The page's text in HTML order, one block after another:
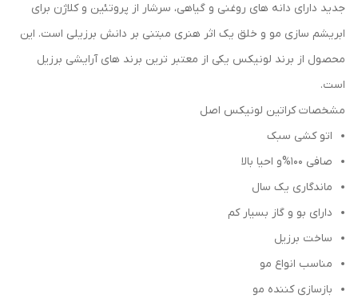
جدید دارای دانه های روغنی و گیاهی، سرشار از پروتئین و کلاژن برای
ابریشم سازی مو و خلق یک اثر هنری مبتنی بر دانش برزیلی است. این
محصول از برند لونیکس یکی از معتبر ترین برند های آرایشی برزیل
است.
مشخصات کراتین لونیکس اصل
اتو کشی سبک
صافی 100%و احیا بالا
ماندگاری یک سال
دارای بو و گاز بسیار کم
ساخت برزیل
مناسب انواع مو
بازسازی کننده مو